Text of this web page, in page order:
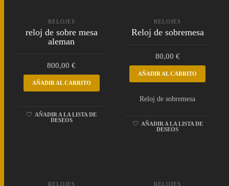
RELOJES
reloj de sobre mesa
aleman
800,00€
AÑADIR AL CARRITO
AÑADIR A LA LISTA DE
DESEOS
RELOJES
Reloj de sobremesa
80,00 €
AÑADIR AL CARRITO
Reloj de sobremesa
AÑADIR A LA LISTA DE
DESEOS
RELOJES RELOJES